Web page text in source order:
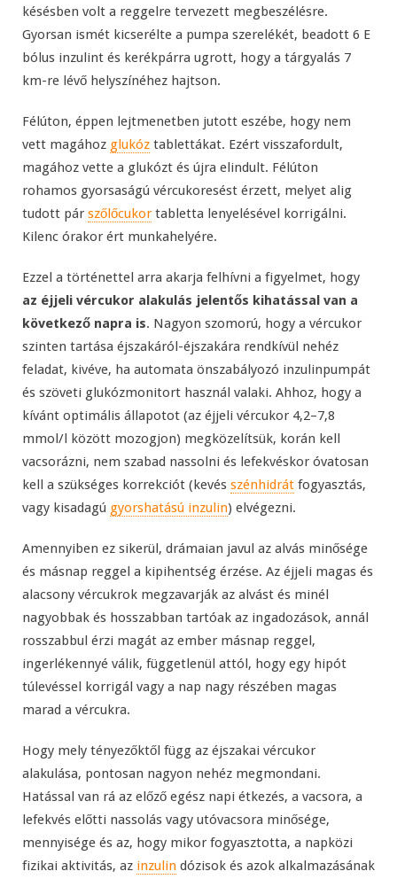
késésben volt a reggelre tervezett megbeszélésre.
Gyorsan ismét kicserélte a pumpa szerelékét, beadott 6 E
bólus inzulint és kerékpárra ugrott, hogy a tárgyalás 7
km-re lévő helyszínéhez hajtson.
Félúton, éppen lejtmenetben jutott eszébe, hogy nem
vett magához glukóz tablettákat. Ezért visszafordult,
magához vette a glukózt és újra elindult. Félúton
rohamos gyorsaságú vércukoresést érzett, melyet alig
tudott pár szőlőcukortabletta lenyelésével korrigálni.
Kilenc órakor ért munkahelyére.
Ezzel a történettel arra akarja felhívni a figyelmet, hogy
az éjjeli vércukor alakulás jelentős kihatással van a
következő napra is. Nagyon szomorú, hogy a vércukor
szinten tartása éjszakáról-éjszakára rendkívül nehéz
feladat, kivéve, ha automata önszabályozó inzulinpumpát
és szöveti glukózmonitort használ valaki. Ahhoz, hogy a
kívánt optimális állapotot (az éjjeli vércukor 4,2–7,8
mmol/l között mozogjon) megközelítsük, korán kell
vacsorázni, nem szabad nassolni és lefekvéskor óvatosan
kell a szükséges korrekciót (kevés szénhidrát fogyasztás,
vagy kisadagú gyorshatású inzulin) elvégezni.
Amennyiben ez sikerül, drámaian javul az alvás minősége
és másnap reggel a kipihentség érzése. Az éjjeli magas és
alacsony vércukrok megzavarják az alvást és minél
nagyobbak és hosszabban tartóak az ingadozások, annál
rosszabbul érzi magát az ember másnap reggel,
ingerlékennyé válik, függetlenül attól, hogy egy hipót
túlevéssel korrigál vagy a nap nagy részében magas
marad a vércukra.
Hogy mely tényezőktől függ az éjszakai vércukor
alakulása, pontosan nagyon nehéz megmondani.
Hatással van rá az előző egész napi étkezés, a vacsora, a
lefekvés előtti nassolás vagy utóvacsora minősége,
mennyisége és az, hogy mikor fogyasztotta, a napközi
fizikai aktivitás, az inzulin dózisok és azok alkalmazásának